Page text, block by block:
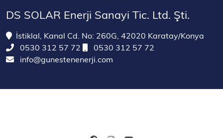
DS SOLAR Enerji Sanayi Tic. Ltd. Şti.
İstiklal, Kanal Cd. No: 260G, 42020 Karatay/Konya
0530 312 57 72
0530 312 57 72
info@gunestenenerji.com